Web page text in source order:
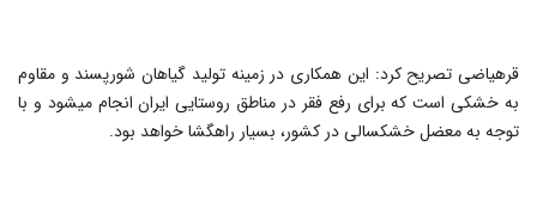
قره‎یاضی تصریح کرد: این همکاری در زمینه تولید گیاهان شورپسند و مقاوم
به خشکی است که برای رفع فقر در مناطق روستایی ایران انجام می‎شود و با
توجه به معضل خشکسالی در کشور، بسیار راهگشا خواهد بود.